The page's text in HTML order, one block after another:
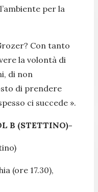
per la
Con tanto
la volontà di
di non
di prendere
ci succede ».
B (STETTINO)-
(ore 17.30),